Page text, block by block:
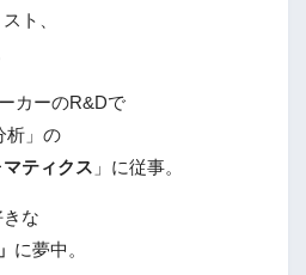
ト、
カーのR&Dで
析」の
ティクス 」に従事。
な
に夢中。